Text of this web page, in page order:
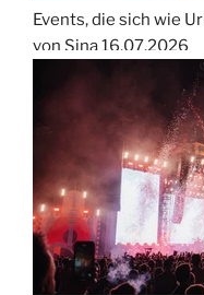
Events, die sich wie
von Sina16.07.2026